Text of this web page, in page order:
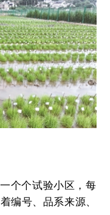
个个试验小区，每
编号、品系来源、